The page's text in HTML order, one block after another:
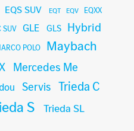
EQS SUV EQT EQV EQXX
SUV GLE GLS Hybrid
POLO Maybach
Mercedes Me
Servis Trieda C
S Trieda SL